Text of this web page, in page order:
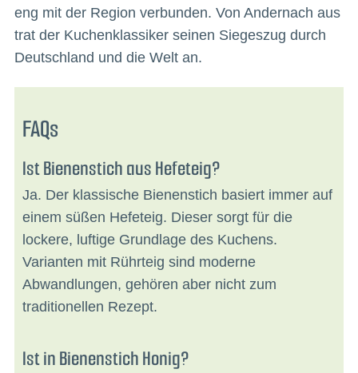
eng mit der Region verbunden. Von Andernach aus
trat der Kuchenklassiker seinen Siegeszug durch
Deutschland und die Welt an.
FAQs
Ist Bienenstich aus Hefeteig?
Ja. Der klassische Bienenstich basiert immer auf
einem süßen Hefeteig. Dieser sorgt für die
lockere, luftige Grundlage des Kuchens.
Varianten mit Rührteig sind moderne
Abwandlungen, gehören aber nicht zum
traditionellen Rezept.
Ist in Bienenstich Honig?